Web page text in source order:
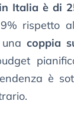
Italia è di
rispetto
coppia
è